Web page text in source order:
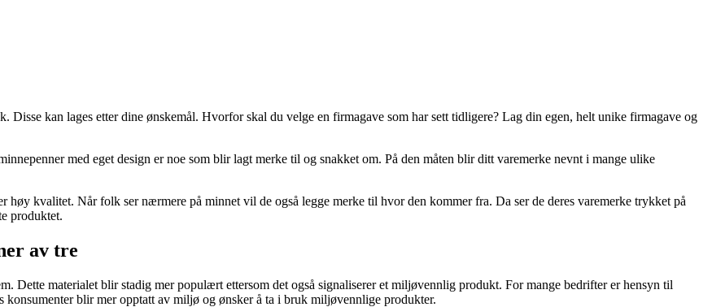
kan lages etter dine ønskemål. Hvorfor skal du velge en firmagave som har sett tidligere? Lag din egen, helt unike firmagave og
med eget design er noe som blir lagt merke til og snakket om. På den måten blir ditt varemerke nevnt i mange ulike
kvalitet. Når folk ser nærmere på minnet vil de også legge merke til hvor den kommer fra. Da ser de deres varemerke trykket på
produktet.
av tre
Dette materialet blir stadig mer populært ettersom det også signaliserer et miljøvennlig produkt. For mange bedrifter er hensyn til
blir mer opptatt av miljø og ønsker å ta i bruk miljøvennlige produkter.